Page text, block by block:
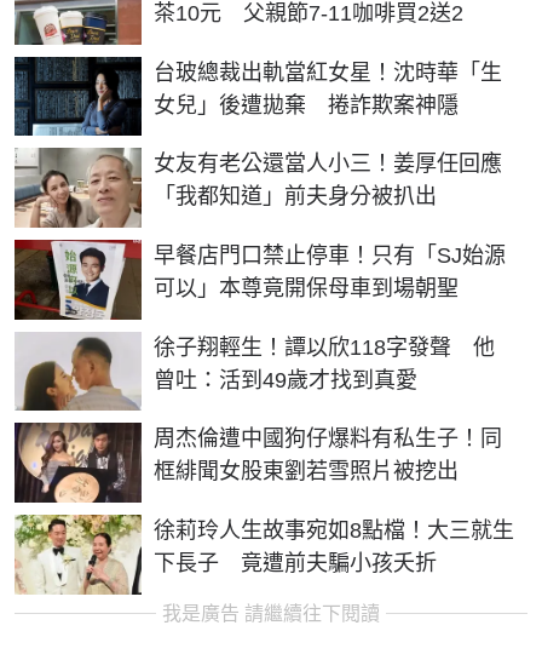
茶10元 父親節7-11咖啡買2送2
台玻總裁出軌當紅女星！沈時華「生
女兒」後遭拋棄 捲詐欺案神隱
女友有老公還當人小三！姜厚任回應
「我都知道」前夫身分被扒出
早餐店門口禁止停車！只有「SJ始源
可以」本尊竟開保母車到場朝聖
徐子翔輕生！譚以欣118字發聲 他
曾吐：活到49歲才找到真愛
周杰倫遭中國狗仔爆料有私生子！同
框緋聞女股東劉若雪照片被挖出
徐莉玲人生故事宛如8點檔！大三就生
下長子 竟遭前夫騙小孩夭折
我是廣告 請繼續往下閱讀